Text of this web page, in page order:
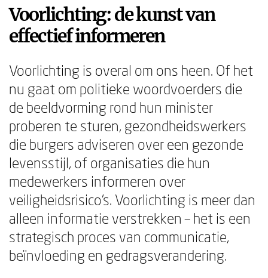
Voorlichting: de kunst van
effectief informeren
Voorlichting is overal om ons heen. Of het
nu gaat om politieke woordvoerders die
de beeldvorming rond hun minister
proberen te sturen, gezondheidswerkers
die burgers adviseren over een gezonde
levensstijl, of organisaties die hun
medewerkers informeren over
veiligheidsrisico's. Voorlichting is meer dan
alleen informatie verstrekken – het is een
strategisch proces van communicatie,
beïnvloeding en gedragsverandering.